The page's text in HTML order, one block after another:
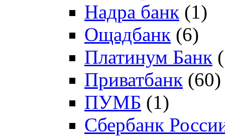
Надра банк (1)
Ощадбанк (6)
Платинум Банк
Приватбанк (60)
ПУМБ (1)
Сбербанк